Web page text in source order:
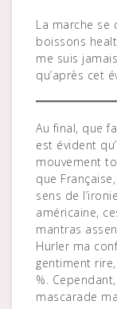
La marche
boissons
me suis
qu’après cet
Au final, que
est évident
mouvement
que
sens de
américaine,
mantras
Hurler ma
gentiment
%.
mascarade